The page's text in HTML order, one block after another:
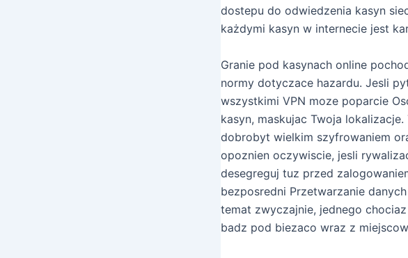
dostepu do odwiedzenia kasyn
każdymi kasyn w internecie jest
Granie pod kasynach online
normy dotyczace hazardu. Jesli
wszystkimi VPN moze poparcie
kasyn, maskujac Twoja
dobrobyt wielkim szyfrowaniem
opoznien oczywiscie, jesli
desegreguj tuz przed
bezposredni Przetwarzanie
temat zwyczajnie, jednego
badz pod biezaco wraz z